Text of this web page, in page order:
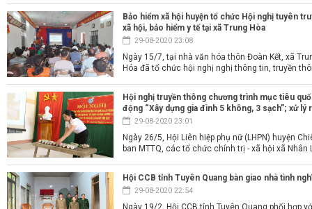
Bảo hiểm xã hội huyện tổ chức Hội nghị tuyên
xã hội, bảo hiểm y tế tại xã Trung Hòa
29-08-2020 23:08
Ngày 15/7, tại nhà văn hóa thôn Đoàn Kết, xã
Hóa đã tổ chức hội nghị nghị thông tin, truyền
Hội nghị truyền thông chương trình mục tiêu
động “Xây dựng gia đình 5 không, 3 sạch”; xử
29-08-2020 23:01
Ngày 26/5, Hội Liên hiệp phụ nữ (LHPN) huyện
ban MTTQ, các tổ chức chính trị - xã hội xã Nhân
Hội CCB tỉnh Tuyên Quang bàn giao nhà tình
29-08-2020 22:54
Ngày 19/2, Hội CCB tỉnh Tuyên Quang phối hợp